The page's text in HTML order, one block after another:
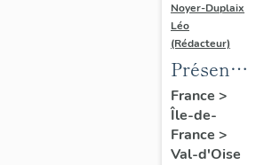
Noyer-Duplaix
Léo
(Rédacteur)
de
l'étude
du
France >
Île-de-
France >
Val-d'Oise